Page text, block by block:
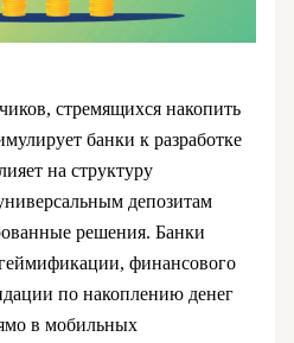
стремящихся накопить
банки к разработке
на структуру
депозитам
решения. Банки
финансового
по накоплению денег
в мобильных